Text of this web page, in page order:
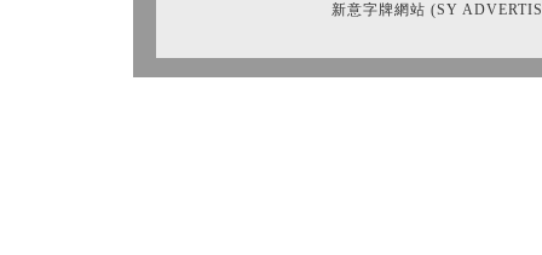
新意字牌網站 (SY